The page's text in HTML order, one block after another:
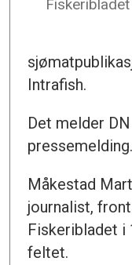
Fiskeribladet
Intrafish.
Det melder
pressemelding.
Måkestad
journalist,
Fiskeribladet i
feltet.